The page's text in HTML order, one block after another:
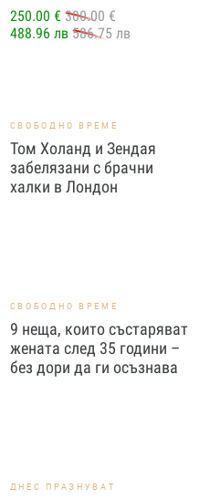
250.00 € 300.00 €
488.96 лв 586.75 лв
СВОБОДНО ВРЕМЕ
Том Холанд и Зендая
забелязани с брачни
халки в Лондон
СВОБОДНО ВРЕМЕ
9 неща, които състаряват
жената след 35 години –
без дори да ги осъзнава
ДНЕС ПРАЗНУВАТ